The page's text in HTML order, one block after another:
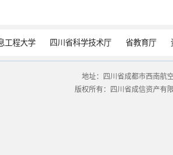
工程大学 四川省科学技术厅 省教育厅
地址：四川省成都市西南航
版权所有：四川省成信资产有